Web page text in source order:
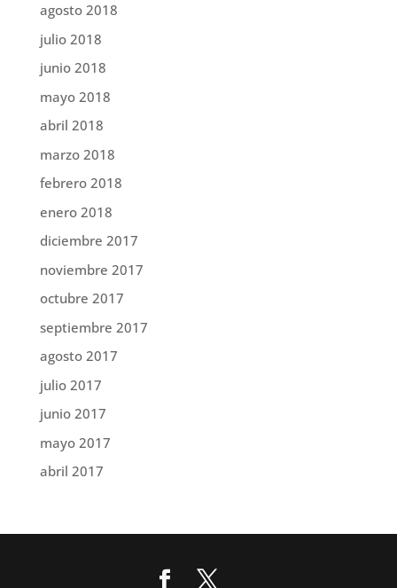
agosto 2018
julio 2018
junio 2018
mayo 2018
abril 2018
marzo 2018
febrero 2018
enero 2018
diciembre 2017
noviembre 2017
octubre 2017
septiembre 2017
agosto 2017
julio 2017
junio 2017
mayo 2017
abril 2017